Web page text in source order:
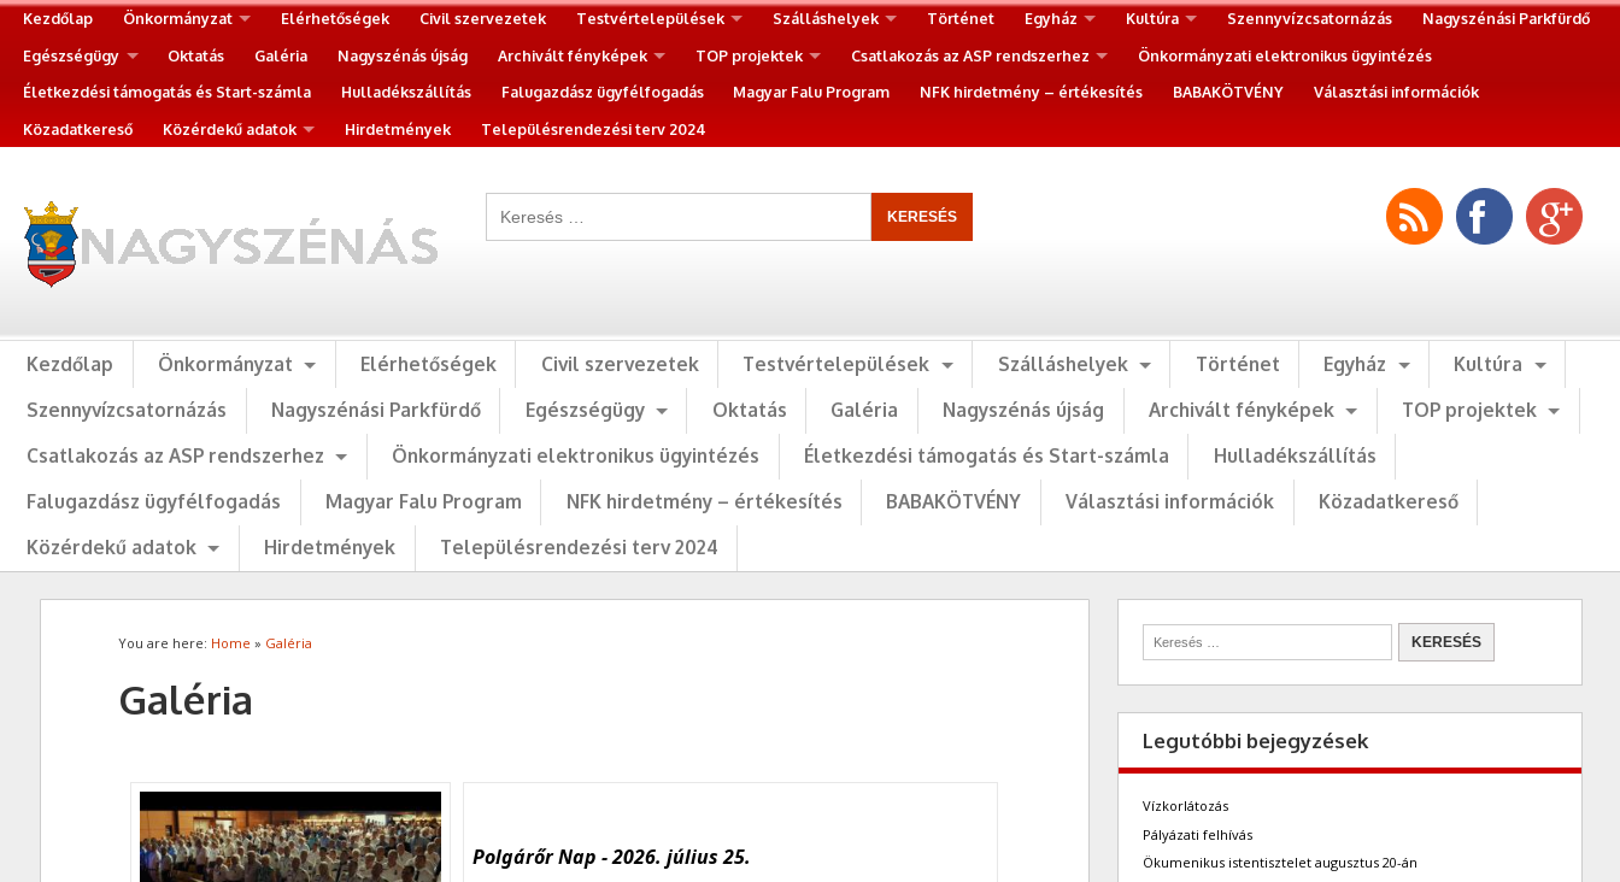
Kezdőlap Önkormányzat Elérhetőségek Civil szervezetek Testvértelepülések Szálláshelyek Történet Egyház Kultúra Szennyvízcsatornázás
Nagyszénási Parkfürdő
Egészségügy
Oktatás Galéria Nagyszénás újság Archivált fényképek TOP projektek Csatlakozás az ASP rendszerhez
Önkormányzati elektronikus ügyintézés
Életkezdési támogatás és Start-számla
Hulladékszállítás Falugazdász ügyfélfogadás Magyar Falu Program NFK hirdetmény – értékesítés BABAKÖTVÉNY
Választási információk
Közadatkereső
Közérdekű adatok Hirdetmények Településrendezési terv 2024
Kezdőlap Önkormányzat Elérhetőségek Civil szervezetek Testvértelepülések Szálláshelyek Történet Egyház
Kultúra
Szennyvízcsatornázás
Nagyszénási Parkfürdő Egészségügy Oktatás Galéria Nagyszénás újság Archivált fényképek
TOP projektek
Csatlakozás az ASP rendszerhez
Önkormányzati elektronikus ügyintézés Életkezdési támogatás és Start-számla
Hulladékszállítás
Falugazdász ügyfélfogadás
Magyar Falu Program NFK hirdetmény – értékesítés BABAKÖTVÉNY Választási információk
Közadatkereső
Közérdekű adatok
Hirdetmények Településrendezési terv 2024
You are here: Home » Galéria
Galéria
Polgárőr Nap - 2026. július 25.
Legutóbbi bejegyzések
Vízkorlátozás
Pályázati felhívás
Ökumenikus istentisztelet augusztus 20-án